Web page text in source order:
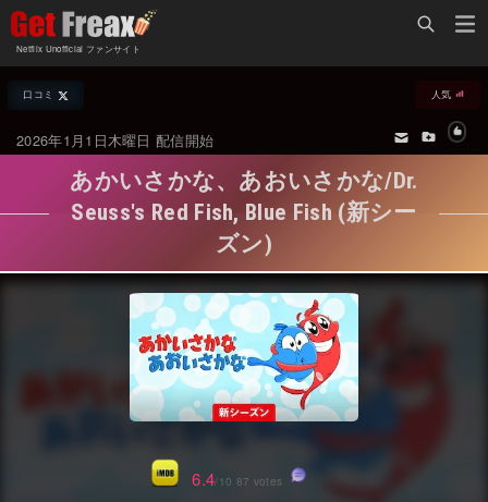
Netflix Unofficial ファンサイト
Netflix新着作品
オールジャンル
海外ドラマ・シリーズ
国内TV番組・ドラマ
国内映画
アジアTV番組・ドラマ
アジア映画
アニメ
配信終了予定の作品
海外ドラマ・ラインナップ
Netflix 人気ランキング
Netflix 全作品ラインナップ
Netflix配信作品カスタム検索
トレンド
VOD 総合作品情報
Netflix・VOD総合News
口コミ 人気
2026年1月1日木曜日 配信開始
あかいさかな、あおいさかな/Dr.
Seuss's Red Fish, Blue Fish (新シー
ズン)
6.4/10 87 votes